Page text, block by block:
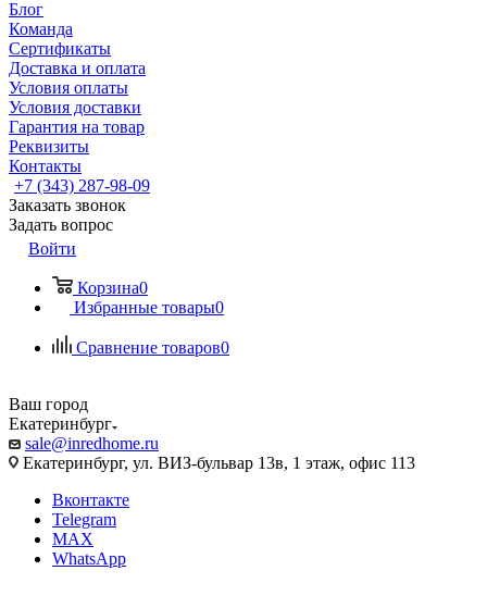
Блог
Команда
Сертификаты
Доставка и оплата
Условия оплаты
Условия доставки
Гарантия на товар
Реквизиты
Контакты
+7 (343) 287-98-09
Заказать звонок
Задать вопрос
Войти
Корзина0
Избранные товары0
Сравнение товаров0
Ваш город
Екатеринбург
sale@inredhome.ru
Екатеринбург, ул. ВИЗ-бульвар 13в, 1 этаж, офис 113
Вконтакте
Telegram
MAX
WhatsApp